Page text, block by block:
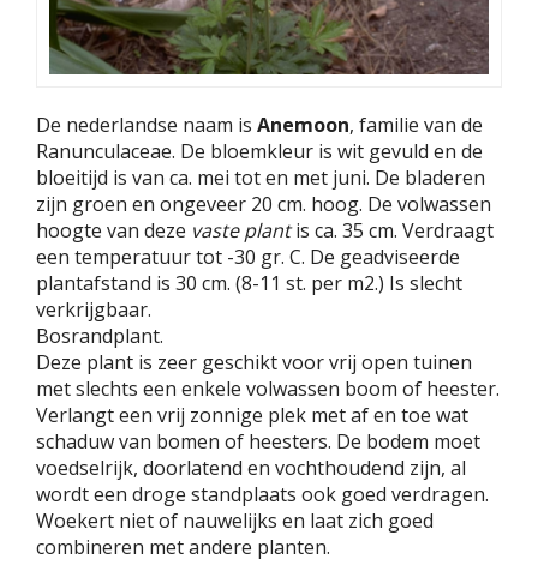
De nederlandse naam is Anemoon, familie van de
Ranunculaceae. De bloemkleur is wit gevuld en de
bloeitijd is van ca. mei tot en met juni. De bladeren
zijn groen en ongeveer 20 cm. hoog. De volwassen
hoogte van deze vaste plantis ca. 35 cm. Verdraagt
een temperatuur tot -30 gr. C. De geadviseerde
plantafstand is 30 cm. (8-11 st. per m2.) Is slecht
verkrijgbaar.
Bosrandplant.
Deze plant is zeer geschikt voor vrij open tuinen
met slechts een enkele volwassen boom of heester.
Verlangt een vrij zonnige plek met af en toe wat
schaduw van bomen of heesters. De bodem moet
voedselrijk, doorlatend en vochthoudend zijn, al
wordt een droge standplaats ook goed verdragen.
Woekert niet of nauwelijks en laat zich goed
combineren met andere planten.